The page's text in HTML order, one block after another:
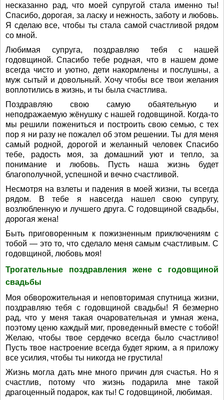
несказанно рад, что моей супругой стала именно ты!
Спасибо, дорогая, за ласку и нежность, заботу и любовь.
Я сделаю все, чтобы ты стала самой счастливой рядом
со мной.
Любимая супруга, поздравляю тебя с нашей
годовщиной. Спасибо тебе родная, что в нашем доме
всегда чисто и уютно, дети накормлены и послушны, а
муж сытый и довольный. Хочу чтобы все твои желания
воплотились в жизнь, и ты была счастлива.
Поздравляю свою самую обаятельную и
неподражаемую жёнушку с нашей годовщиной. Когда-то
мы решили пожениться и построить свою семью, с тех
пор я ни разу не пожалел об этом решении. Ты для меня
самый родной, дорогой и желанный человек Спасибо
тебе, радость моя, за домашний уют и тепло, за
понимание и любовь. Пусть наша жизнь будет
благополучной, успешной и вечно счастливой.
Несмотря на взлеты и падения в моей жизни, ты всегда
рядом. В тебе я навсегда нашел свою супругу,
возлюбленную и лучшего друга. С годовщиной свадьбы,
дорогая жена!
Быть приговоренным к пожизненным приключениям с
тобой — это то, что сделало меня самым счастливым. С
годовщиной, любовь моя!
Трогательные поздравления жене с годовщиной
свадьбы
Моя обворожительная и неповторимая спутница жизни,
поздравляю тебя с годовщиной свадьбы! Я безмерно
рад, что у меня такая очаровательная и умная жена,
поэтому ценю каждый миг, проведенный вместе с тобой!
Желаю, чтобы твое сердечко всегда было счастливо!
Пусть твое настроение всегда будет ярким, а я приложу
все усилия, чтобы ты никогда не грустила!
Жизнь могла дать мне много причин для счастья. Но я
счастлив, потому что жизнь подарила мне такой
драгоценный подарок, как ты! С годовщиной, любимая.